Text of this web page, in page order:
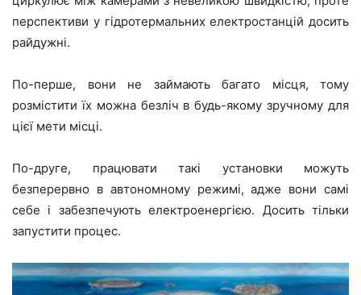
перспективи у гідротермальних електростанцій досить
райдужні.
По-перше, вони не займають багато місця, тому
розмістити їх можна безліч в будь-якому зручному для
цієї мети місці.
По-друге, працювати такі установки можуть
безперервно в автономному режимі, адже вони самі
себе і забезпечують електроенергією. Досить тільки
запустити процес.